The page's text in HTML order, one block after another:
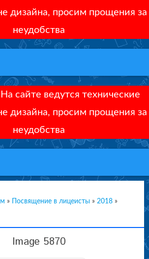
дизайна, просим прощения за
неудобства
сайте ведутся технические
дизайна, просим прощения за
неудобства
» Посвящение в лицеисты » 2018 »
Image 5870